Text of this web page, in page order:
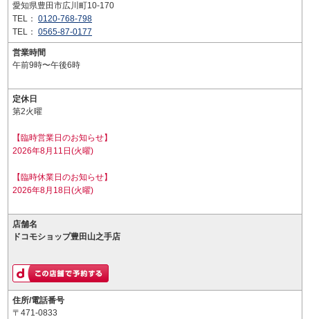
愛知県豊田市広川町10-170
TEL： 0120-768-798
TEL： 0565-87-0177
営業時間
午前9時〜午後6時
定休日
第2火曜
【臨時営業日のお知らせ】
2026年8月11日(火曜)
【臨時休業日のお知らせ】
2026年8月18日(火曜)
店舗名
ドコモショップ豊田山之手店
住所/電話番号
〒471-0833